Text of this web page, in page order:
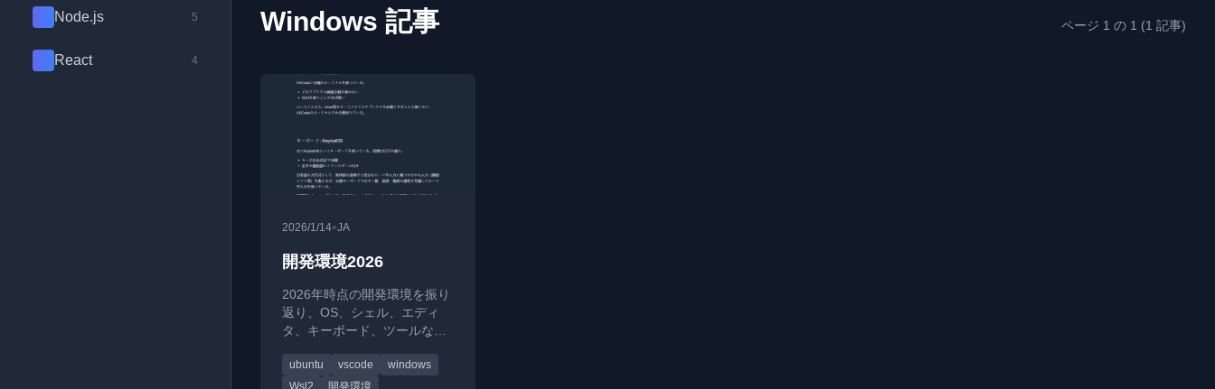
Node.js 5
React 4
Windows 記事 ページ 1 の 1 (1 記事)
2026/1/14•JA
開発環境2026
2026年時点の開発環境を振り
返り、OS、シェル、エディ
タ、キーボード、ツールなど
います。
ubuntu vscode
windows
Wsl2
開発環境